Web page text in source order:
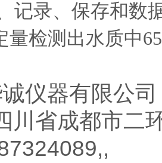
记录、保存和数
量检测出水质中
仪器有限公司
川省成都市二